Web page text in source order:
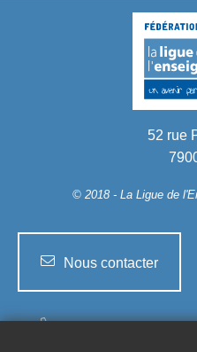
52 rue
© 2018 - La Ligue de
Nous contacter